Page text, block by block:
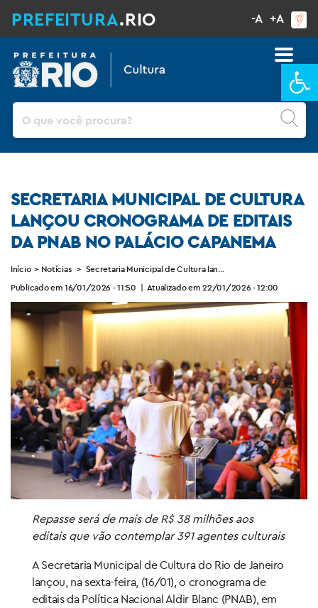
PREFEITURA.RIO -A +A
Pesquisar
SECRETARIA MUNICIPAL DE CULTURA
LANÇOU CRONOGRAMA DE EDITAIS
DA PNAB NO PALÁCIO CAPANEMA
Início > Notícias > Secretaria Municipal de Cultura lançou cronograma de
Publicado em 16/01/2026 - 11:50 | Atualizado em 22/01/2026 - 12:00
Repasse será de mais de R$ 38 milhões aos
editais que vão contemplar 391 agentes culturais
A Secretaria Municipal de Cultura do Rio de Janeiro
lançou, na sexta-feira, (16/01), o cronograma de
editais da Política Nacional Aldir Blanc (PNAB), em